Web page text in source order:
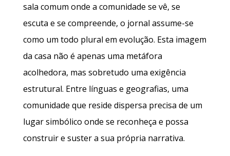
sala comum onde a comunidade se vê, se
escuta e se compreende, o jornal assume-se
como um todo plural em evolução. Esta imagem
da casa não é apenas uma metáfora
acolhedora, mas sobretudo uma exigência
estrutural. Entre línguas e geografias, uma
comunidade que reside dispersa precisa de um
lugar simbólico onde se reconheça e possa
construir e suster a sua própria narrativa.